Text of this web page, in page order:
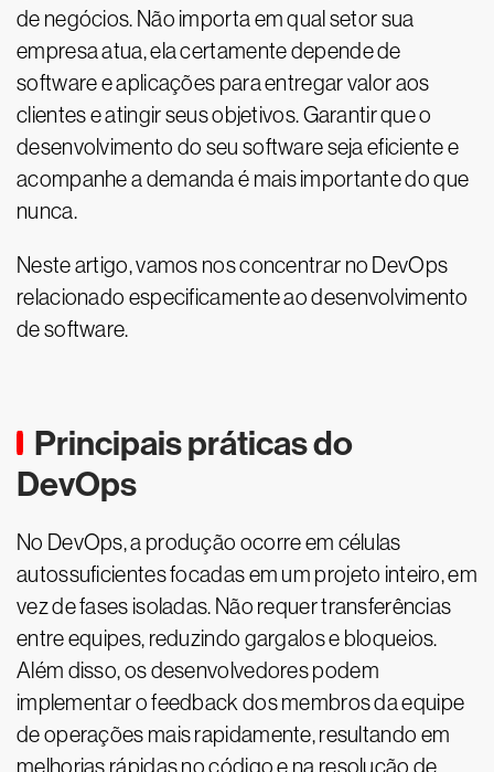
de negócios. Não importa em qual setor sua
empresa atua, ela certamente depende de
software e aplicações para entregar valor aos
clientes e atingir seus objetivos. Garantir que o
desenvolvimento do seu software seja eficiente e
acompanhe a demanda é mais importante do que
nunca.
Neste artigo, vamos nos concentrar no DevOps
relacionado especificamente ao desenvolvimento
de software.
Principais práticas do
DevOps
No DevOps, a produção ocorre em células
autossuficientes focadas em um projeto inteiro, em
vez de fases isoladas. Não requer transferências
entre equipes, reduzindo gargalos e bloqueios.
Além disso, os desenvolvedores podem
implementar o feedback dos membros da equipe
de operações mais rapidamente, resultando em
melhorias rápidas no código e na resolução de